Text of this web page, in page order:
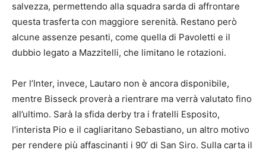
salvezza, permettendo alla squadra sarda di affrontare
questa trasferta con maggiore serenità. Restano però
alcune assenze pesanti, come quella di Pavoletti e il
dubbio legato a Mazzitelli, che limitano le rotazioni.
Per l’Inter, invece, Lautaro non è ancora disponibile,
mentre Bisseck proverà a rientrare ma verrà valutato fino
all’ultimo. Sarà la sfida derby tra i fratelli Esposito,
l’interista Pio e il cagliaritano Sebastiano, un altro motivo
per rendere più affascinanti i 90’ di San Siro. Sulla carta il